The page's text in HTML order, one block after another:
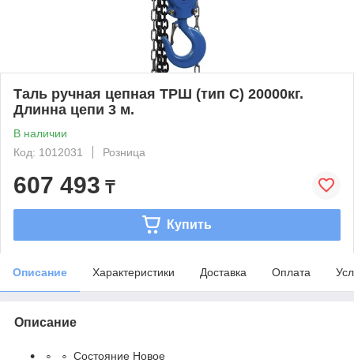
Таль ручная цепная ТРШ (тип С) 20000кг.
Длинна цепи 3 м.
В наличии
Код: 1012031
Розница
607 493 ₸
Купить
Описание Характеристики Доставка Оплата
Описание
Состояние Новое